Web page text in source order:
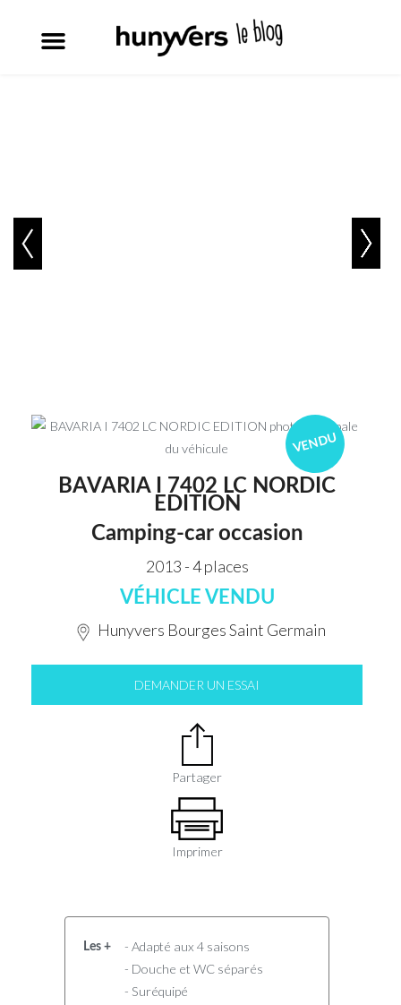
VENDU
BAVARIA I 7402 LC NORDIC
EDITION
Camping-car occasion
2013 - 4 places
VÉHICLE VENDU
Hunyvers Bourges Saint Germain
DEMANDER UN ESSAI
Partager
Imprimer
Les +
- Adapté aux 4 saisons
- Douche et WC séparés
- Suréquipé